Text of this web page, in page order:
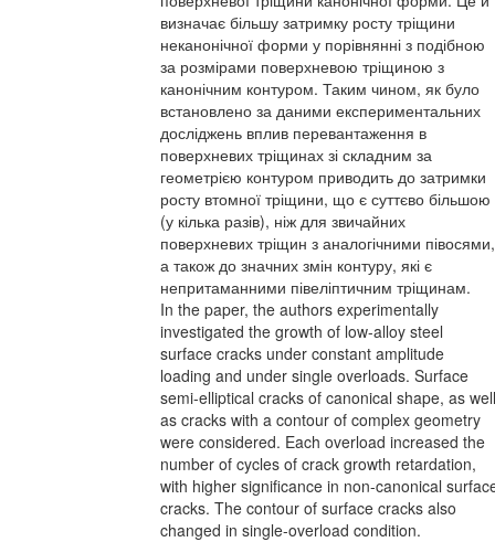
визначає більшу затримку росту тріщини
неканонічної форми у порівнянні з подібною
за розмірами поверхневою тріщиною з
канонічним контуром. Таким чином, як було
встановлено за даними експериментальних
досліджень вплив перевантаження в
поверхневих тріщинах зі складним за
геометрією контуром приводить до затримки
росту втомної тріщини, що є суттєво більшою
(у кілька разів), ніж для звичайних
поверхневих тріщин з аналогічними півосями,
а також до значних змін контуру, які є
непритаманними півеліптичним тріщинам.
In the paper, the authors experimentally
investigated the growth of low-alloy steel
surface cracks under constant amplitude
loading and under single overloads. Surface
semi-elliptical cracks of canonical shape, as well
as cracks with a contour of complex geometry
were considered. Each overload increased the
number of cycles of crack growth retardation,
with higher significance in non-canonical
cracks. The contour of surface cracks also
changed in single-overload condition.